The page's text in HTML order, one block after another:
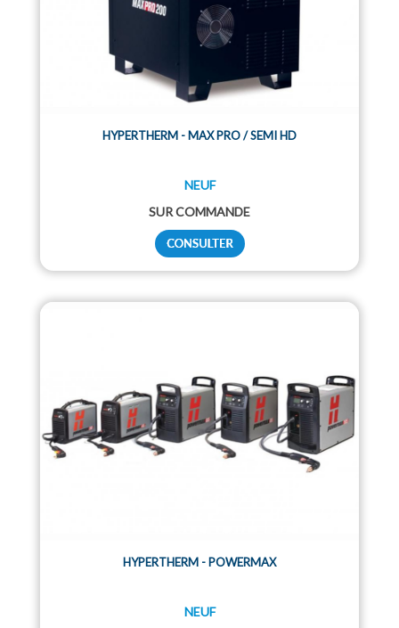
HYPERTHERM - MAX PRO / SEMI HD
NEUF
SUR COMMANDE
HYPERTHERM - POWERMAX
NEUF